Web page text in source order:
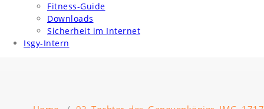
Fitness-Guide
Downloads
Sicherheit im Internet
Isgy-Intern